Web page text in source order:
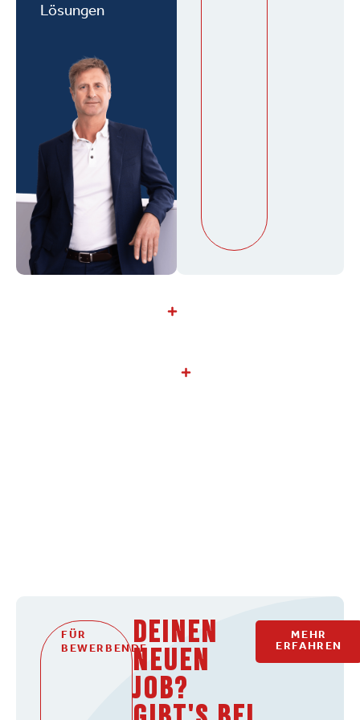
Lösungen
FÜR
BEWERBENDEDEINEN
NEUEN
JOB?
MEHR
ERFAHREN